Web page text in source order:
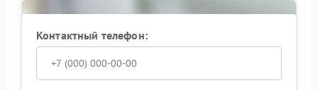
Контактный телефон: